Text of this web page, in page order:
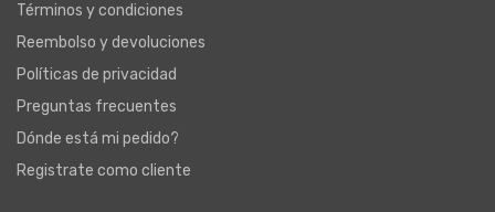
Términos y condiciones
Reembolso y devoluciones
Políticas de privacidad
Preguntas frecuentes
Dónde está mi pedido?
Registrate como cliente